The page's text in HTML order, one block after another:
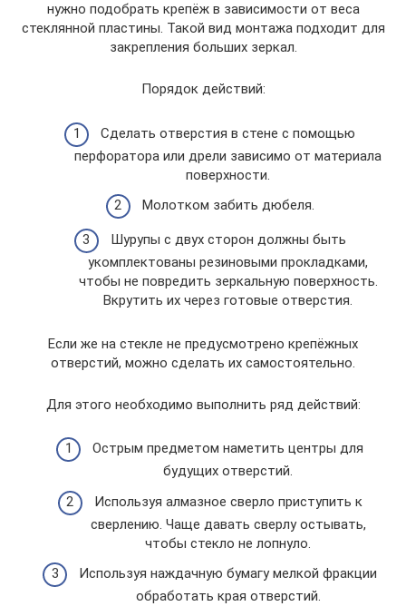
нужно подобрать крепёж в зависимости от веса
стеклянной пластины. Такой вид монтажа подходит для
закрепления больших зеркал.
Порядок действий:
Сделать отверстия в стене с помощью
перфоратора или дрели зависимо от материала
поверхности.
Молотком забить дюбеля.
Шурупы с двух сторон должны быть
укомплектованы резиновыми прокладками,
чтобы не повредить зеркальную поверхность.
Вкрутить их через готовые отверстия.
Если же на стекле не предусмотрено крепёжных
отверстий, можно сделать их самостоятельно.
Для этого необходимо выполнить ряд действий:
Острым предметом наметить центры для
будущих отверстий.
Используя алмазное сверло приступить к
сверлению. Чаще давать сверлу остывать,
чтобы стекло не лопнуло.
Используя наждачную бумагу мелкой фракции
обработать края отверстий.